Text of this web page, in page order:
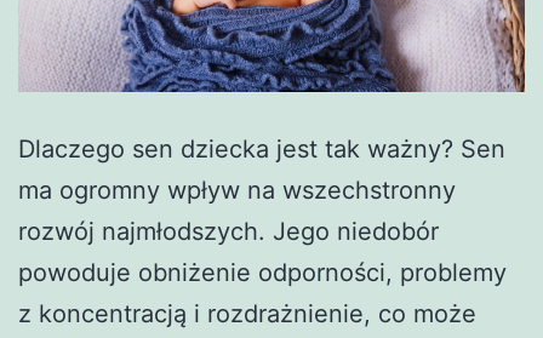
Dlaczego sen dziecka jest tak ważny? Sen
ma ogromny wpływ na wszechstronny
rozwój najmłodszych. Jego niedobór
powoduje obniżenie odporności, problemy
z koncentracją i rozdrażnienie, co może